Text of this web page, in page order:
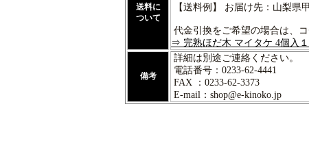
送料に
ついて
【送料例】 お届け先：山梨県
代金引換をご希望の場合は、
⇒ 完熟ほだ木 マイタケ 4個入
備考
詳細は別途ご連絡ください。
電話番号：0233-62-4441
FAX ：0233-62-3373
E-mail：shop@e-kinoko.jp